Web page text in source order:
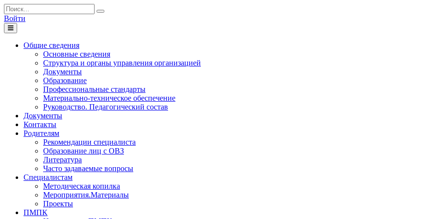
Войти
Toggle
navigation
Общие сведения
Основные сведения
Структура и органы управления организацией
Документы
Образование
Профессиональные стандарты
Материально-техническое обеспечение
Руководство. Педагогический состав
Документы
Контакты
Родителям
Рекомендации специалиста
Образование лиц с ОВЗ
Литература
Часто задаваемые вопросы
Специалистам
Методическая копилка
Мероприятия.Материалы
Проекты
ПМПК